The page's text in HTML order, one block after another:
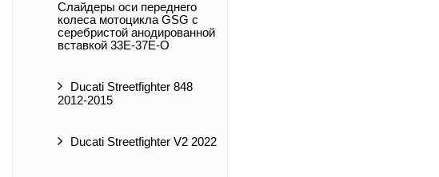
Слайдеры оси переднего
колеса мотоцикла GSG с
серебристой анодированной
вставкой 33E-37E-O
Ducati Streetfighter 848
2012-2015
Ducati Streetfighter V2 2022